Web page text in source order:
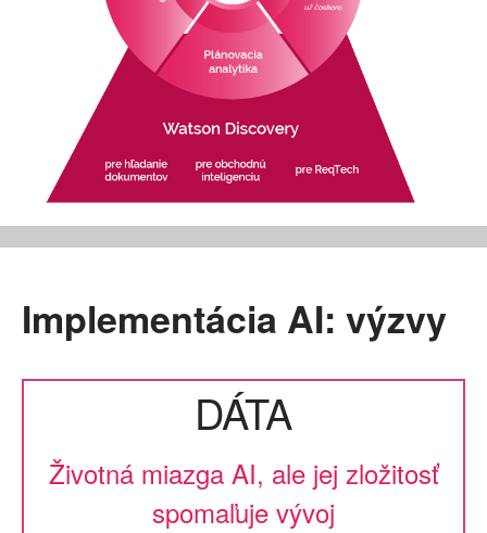
Implementácia AI: výzvy
DÁTA
Životná miazga AI, ale jej zložitosť
spomaľuje vývoj